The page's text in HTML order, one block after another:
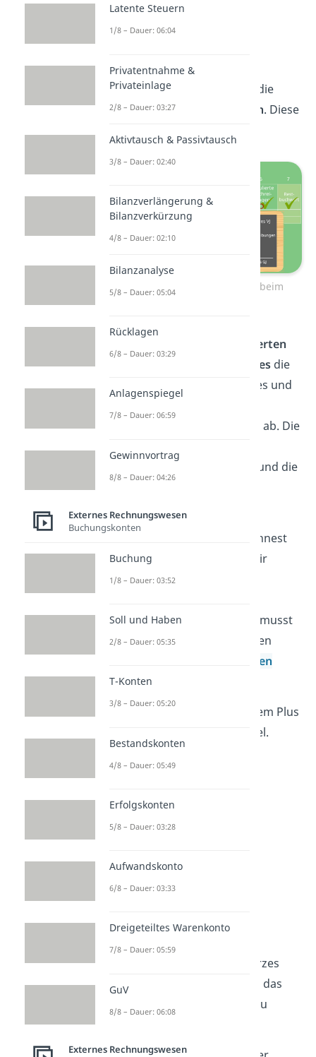
Kumulierte
Das einzig Komplizierte sind die
kumulierten Abschreibungen. Diese
Kumulierte Abschreibungen beim
kumulierten
Abschreibungen des Vorjahres die
Zuschreibungen des Vorjahres und
kumulierten Abschreibungen ab. Die
Geschäftsjahres addierst du und die
subtrahierst du – je nach Fall.
Wenn du das Ergebnis berechnest
und eingetragen hast, sind wir
schon fast fertig. Um den
Geschäftsjahres zu erhalten, musst
du nur noch alle Werte von den
Anschaffungskosten
abziehen oder hinzurechnen.
Das erkennst du jeweils an dem Plus
oder Minus im Anlagenspiegel.
Anlagenspiegel
Schauen wir uns noch ein kurzes
Anlagengitter Beispiel an, um das
Ganze etwas verständlicher zu
Latente Steuern
1/8 – Dauer: 06:04
Privatentnahme &
Privateinlage
2/8 – Dauer: 03:27
Aktivtausch & Passivtausch
3/8 – Dauer: 02:40
Bilanzverlängerung &
Bilanzverkürzung
4/8 – Dauer: 02:10
Bilanzanalyse
5/8 – Dauer: 05:04
Rücklagen
6/8 – Dauer: 03:29
Anlagenspiegel
7/8 – Dauer: 06:59
Gewinnvortrag
8/8 – Dauer: 04:26
Externes Rechnungswesen
Buchungskonten
Buchung
1/8 – Dauer: 03:52
Soll und Haben
2/8 – Dauer: 05:35
T-Konten
3/8 – Dauer: 05:20
Bestandskonten
4/8 – Dauer: 05:49
Erfolgskonten
5/8 – Dauer: 03:28
Aufwandskonto
6/8 – Dauer: 03:33
Dreigeteiltes Warenkonto
7/8 – Dauer: 05:59
GuV
8/8 – Dauer: 06:08
Externes Rechnungswesen